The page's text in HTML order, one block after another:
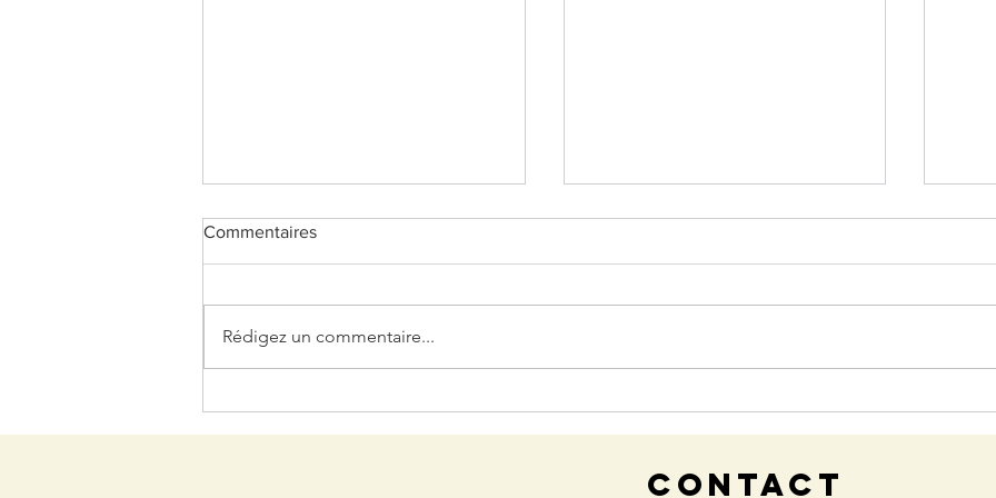
COVID chez le chien ?
Commentaires
Rédigez un commentaire...
CONTACT